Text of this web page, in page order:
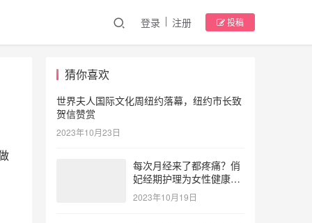
登录 注册 投稿
猜你喜欢
世界夫人国际文化周纽约落幕，纽约市长致
贺信赞赏
2023年10月23日
每次月经来了都疼痛？俏
妃经期护理为女性健康护
航
2023年10月19日